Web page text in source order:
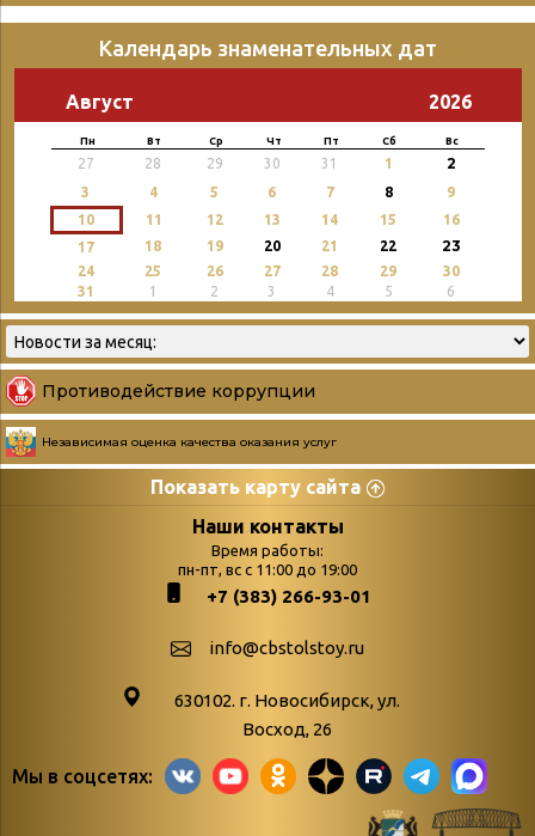
Календарь знаменательных дат
Август 2026
Пн Вт Ср Чт Пт Сб Вс
27 28 29 30 31 1 2
3 4 5 6 7 8
9
10
11 12 13 14 15
16
17
18 19 20 21 22 23
24 25 26 27 28 29
30
31
1 2 3 4 5 6
Противодействие коррупции
Независимая оценка качества оказания услуг
Показать карту сайта
Страницы
podvedenie-itogov-festivalya-
paskhalnaya-palitra
Библионочь – как ярмарка точь-в-
поступлений
Война. Народ.
живые»
«Мне всё
Наши контакты
Время работы:
пн-пт, вс с 11:00 до 19:00
+7 (383) 266-93-01
info@cbstolstoy.ru
630102. г. Новосибирск, ул.
Восход, 26
Мы в соцсетях: